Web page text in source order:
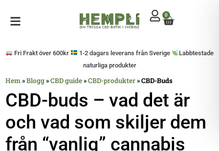
Öppna sidomeny Mitt konto
0
Fri Frakt över 600kr 1-2 dagars leverans från Sverige
Labbtestade
naturliga produkter
Hem»Blogg»CBD guide»CBD-produkter»CBD-Buds
CBD-buds – vad det är
och vad som skiljer dem
från “vanlig” cannabis